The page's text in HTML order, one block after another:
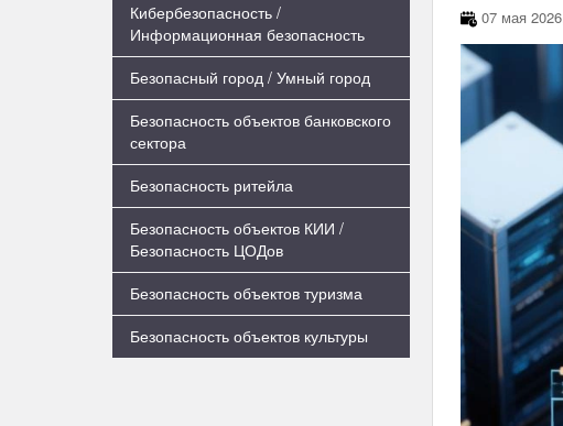
Кибербезопасность /
Информационная безопасность
Безопасный город / Умный город
Безопасность объектов банковского
сектора
Безопасность ритейла
Безопасность объектов КИИ /
Безопасность ЦОДов
Безопасность объектов туризма
Безопасность объектов культуры
07 мая